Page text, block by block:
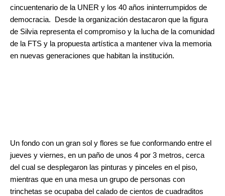
cincuentenario de la UNER y los 40 años ininterrumpidos de
democracia. Desde la organización destacaron que la figura
de Silvia representa el compromiso y la lucha de la comunidad
de la FTS y la propuesta artística a mantener viva la memoria
en nuevas generaciones que habitan la institución.
Un fondo con un gran sol y flores se fue conformando entre el
jueves y viernes, en un paño de unos 4 por 3 metros, cerca
del cual se desplegaron las pinturas y pinceles en el piso,
mientras que en una mesa un grupo de personas con
trinchetas se ocupaba del calado de cientos de cuadraditos